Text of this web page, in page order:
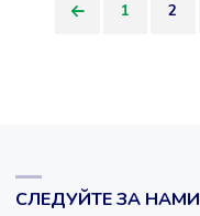
1944
1 2
СЛЕДУЙТЕ ЗА НАМИ